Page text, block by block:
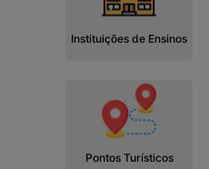
Instituições de Ensinos
Pontos Turísticos